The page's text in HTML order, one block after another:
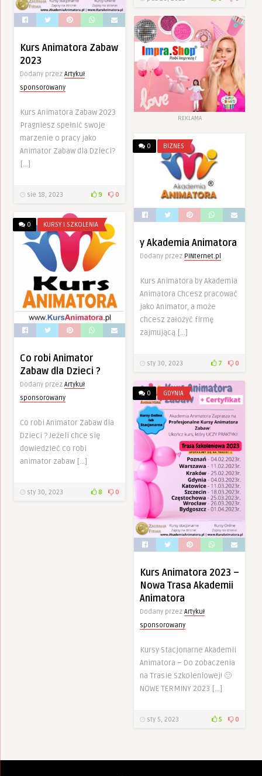
Kurs Animatora Zabaw
2023
Dodany przez Artykuł
sponsorowany
Kurs Animatora Zabaw 2023
Pragniesz spełnić swoje
marzenie o pracy jako
Animator Zabaw dla Dzieci?
[…]
sie 18, 2023 9 0
REKLAMA
0 BIZNES
y Akademia Animatora
Dodany przez PINternet.pl
Kurs Animatora by Akademia
Animatora Chcesz pracować
jako Animator, a może
chcesz założyć firmę
zajmującą […]
sty 30, 2023 7 0
0 KURSY I SZKOLENIA
Co robi Animator
Zabaw dla Dzieci ?
Dodany przez Artykuł
sponsorowany
Co robi Animator Zabaw dla
Dzieci ? Jeżeli chce się
dowiedzieć co robi
animator zabaw […]
sty 30, 2023 8 0
0 GDYNIA
Kurs Animatora 2023 –
Nowa Trasa Akademii
Animatora
Dodany przez Artykuł
sponsorowany
Kursy Stacjonarne Akademii
Animatora – Do zobaczenia
na Trasie Szkoleniowej! 🙂
NOWE TERMINY 2023 […]
sty 5, 2023 5 0